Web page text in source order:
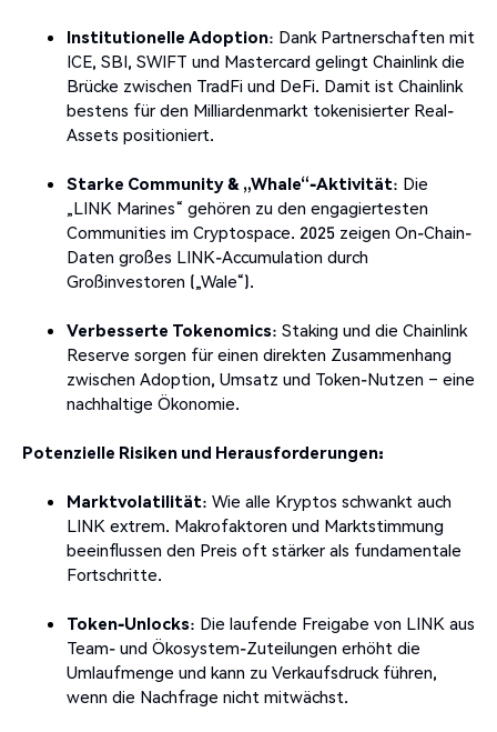
Institutionelle Adoption: Dank Partnerschaften mit
ICE, SBI, SWIFT und Mastercard gelingt Chainlink die
Brücke zwischen TradFi und DeFi. Damit ist Chainlink
bestens für den Milliardenmarkt tokenisierter Real-
Assets positioniert.
Starke Community & „Whale“-Aktivität: Die
„LINK Marines“ gehören zu den engagiertesten
Communities im Cryptospace. 2025 zeigen On-Chain-
Daten großes LINK-Accumulation durch
Großinvestoren („Wale“).
Verbesserte Tokenomics: Staking und die Chainlink
Reserve sorgen für einen direkten Zusammenhang
zwischen Adoption, Umsatz und Token-Nutzen – eine
nachhaltige Ökonomie.
Potenzielle Risiken und Herausforderungen:
Marktvolatilität: Wie alle Kryptos schwankt auch
LINK extrem. Makrofaktoren und Marktstimmung
beeinflussen den Preis oft stärker als fundamentale
Fortschritte.
Token-Unlocks: Die laufende Freigabe von LINK aus
Team- und Ökosystem-Zuteilungen erhöht die
Umlaufmenge und kann zu Verkaufsdruck führen,
wenn die Nachfrage nicht mitwächst.